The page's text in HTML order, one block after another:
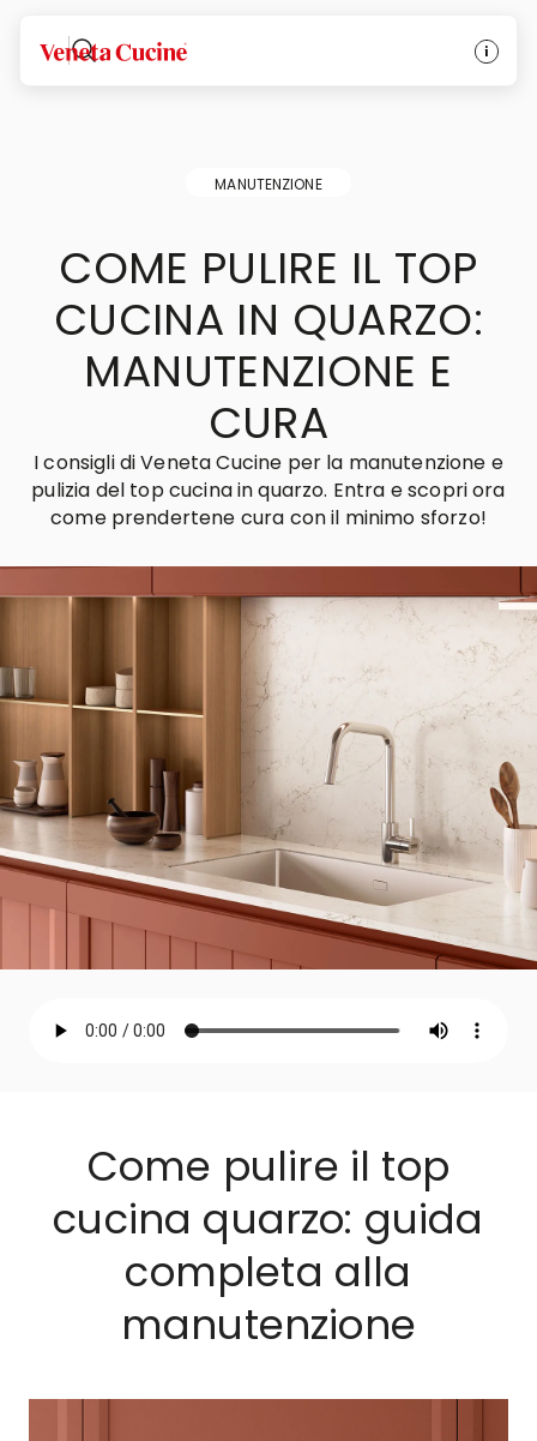
Veneta Cucine
MANUTENZIONE
COME PULIRE IL TOP
CUCINA IN QUARZO:
MANUTENZIONE E
CURA
I consigli di Veneta Cucine per la manutenzione e
pulizia del top cucina in quarzo. Entra e scopri ora
come prendertene cura con il minimo sforzo!
Come pulire il top
cucina quarzo: guida
completa alla
manutenzione